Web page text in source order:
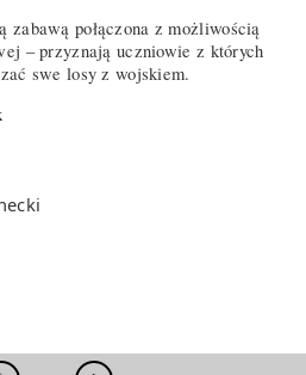
zabawą połączona z możliwością
– przyznają uczniowie z których
swe losy z wojskiem.